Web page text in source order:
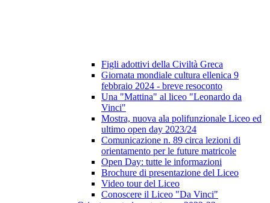
Figli adottivi della Civiltà Greca
Giornata mondiale cultura ellenica 9
febbraio 2024 - breve resoconto
Una "Mattina" al liceo "Leonardo da
Vinci"
Mostra, nuova ala polifunzionale Liceo ed
ultimo open day 2023/24
Comunicazione n. 89 circa lezioni di
orientamento per le future matricole
Open Day: tutte le informazioni
Brochure di presentazione del Liceo
Video tour del Liceo
Conoscere il Liceo "Da Vinci"